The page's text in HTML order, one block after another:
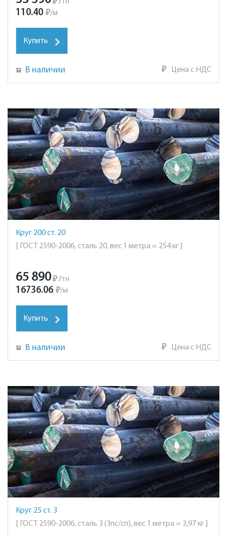
₽ / тн
110.40 ₽/м
Купить
В наличии ₽ Цена с НДС
Круг 200 ст. 20
[ ГОСТ 2590-2006, сталь 20, вес 1 метра = 254 кг ]
65 890₽ /тн
16736.06 ₽/м
Купить
В наличии ₽ Цена с НДС
Круг 25 ст. 3
[ ГОСТ 2590-2006, сталь 3 (3пс/сп), вес 1 метра = 3,97 кг ]